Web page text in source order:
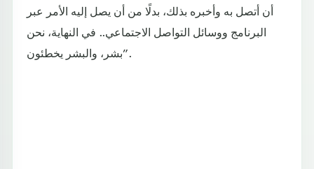
أن أتصل به وأخبره بذلك، بدلًا من أن يصل إليه الأمر عبر
البرنامج ووسائل التواصل الاجتماعي.. في النهاية، نحن
بشر، والبشر يخطئون”.